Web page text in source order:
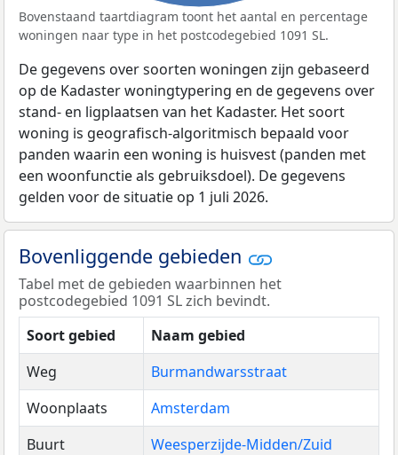
Bovenstaand taartdiagram toont het aantal en percentage
woningen naar type in het postcodegebied 1091 SL.
De gegevens over soorten woningen zijn gebaseerd
op de Kadaster woningtypering en de gegevens over
stand- en ligplaatsen van het Kadaster. Het soort
woning is geografisch-algoritmisch bepaald voor
panden waarin een woning is huisvest (panden met
een woonfunctie als gebruiksdoel). De gegevens
gelden voor de situatie op 1 juli 2026.
Bovenliggende gebieden
Tabel met de gebieden waarbinnen het
postcodegebied 1091 SL zich bevindt.
Soort gebied
Naam gebied
Weg
Burmandwarsstraat
Woonplaats
Amsterdam
Buurt
Weesperzijde-Midden/Zuid